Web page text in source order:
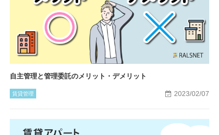
賃貸管理 2023/02/07
自主管理と管理委託のメリット・デメリット